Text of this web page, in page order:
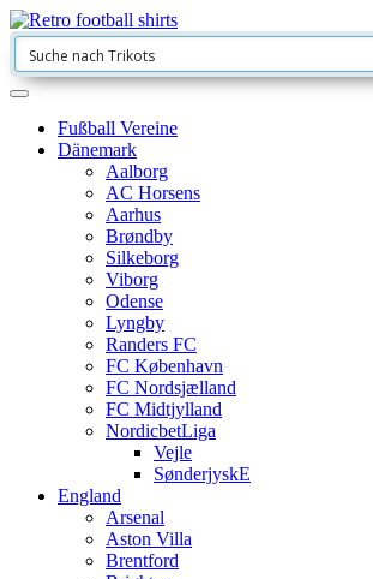
Fußball Vereine
Dänemark
Aalborg
AC Horsens
Aarhus
Brøndby
Silkeborg
Viborg
Odense
Lyngby
Randers FC
FC København
FC Nordsjælland
FC Midtjylland
NordicbetLiga
Vejle
SønderjyskE
England
Arsenal
Aston Villa
Brentford